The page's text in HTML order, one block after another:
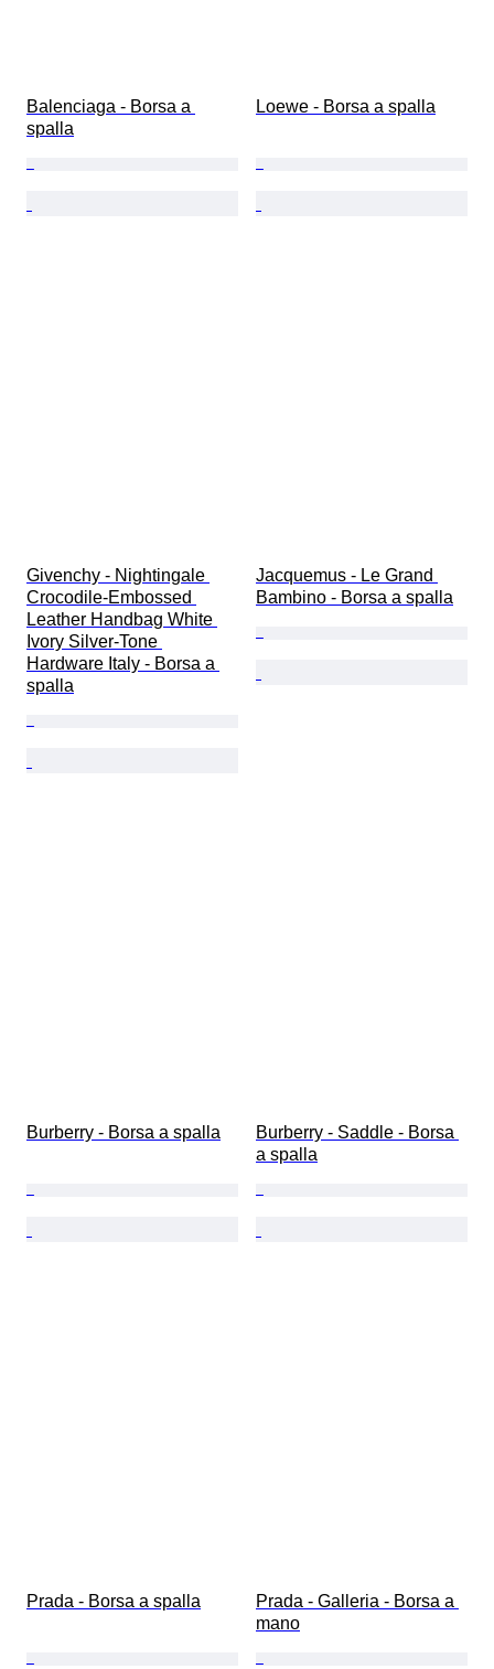
Balenciaga - Borsa a
spalla
Loewe - Borsa a spalla
Givenchy - Nightingale
Crocodile-Embossed
Leather Handbag White
Ivory Silver-Tone
Hardware Italy - Borsa a
spalla
Jacquemus - Le Grand
Bambino - Borsa a spalla
Burberry - Borsa a spalla
Burberry - Saddle - Borsa
a spalla
Prada - Borsa a spalla
Prada - Galleria - Borsa a
mano